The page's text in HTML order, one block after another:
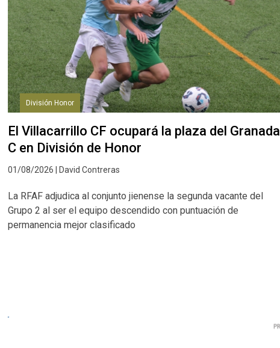
División Honor
El Villacarrillo CF ocupará la plaza del Granada
C en División de Honor
01/08/2026 | David Contreras
La RFAF adjudica al conjunto jienense la segunda vacante del
Grupo 2 al ser el equipo descendido con puntuación de
permanencia mejor clasificado